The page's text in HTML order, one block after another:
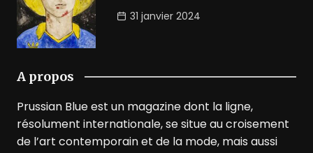
31 janvier 2024
A propos
Prussian Blue est un magazine dont la ligne,
résolument internationale, se situe au croisement
de l’art contemporain et de la mode, mais aussi